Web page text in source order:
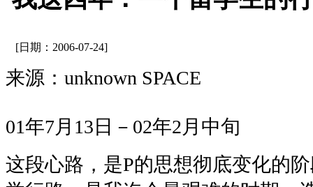
[日期：2006-07-24]
来源：unknown SPACE
01年7月13日－02年2月中旬
这段心路，是P的思想彻底变化的